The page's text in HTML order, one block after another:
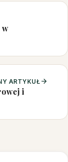
w
ARTYKUŁ
i